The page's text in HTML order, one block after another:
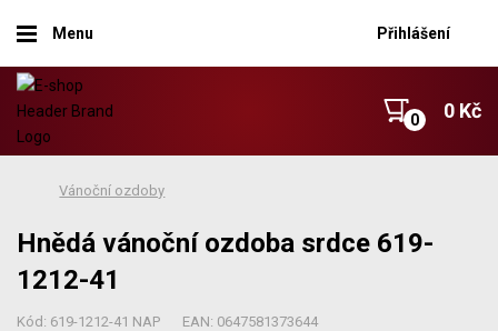
Menu Přihlášení
0 Kč
Vánoční ozdoby
Hnědá vánoční ozdoba srdce 619-
1212-41
Kód: 619-1212-41 NAP EAN: 0647581373644